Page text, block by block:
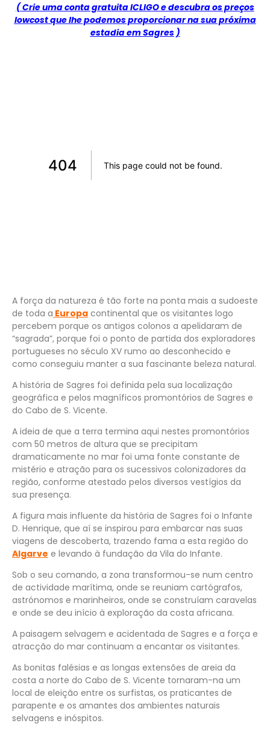
( Crie uma conta gratuita ICLIGO e descubra os preços
lowcost que lhe podemos proporcionar na sua próxima
estadia em Sagres )
A força da natureza é tão forte na ponta mais a sudoeste
de toda a Europa continental que os visitantes logo
percebem porque os antigos colonos a apelidaram de
“sagrada”, porque foi o ponto de partida dos exploradores
portugueses no século XV rumo ao desconhecido e
como conseguiu manter a sua fascinante beleza natural.
A história de Sagres foi definida pela sua localização
geográfica e pelos magníficos promontórios de Sagres e
do Cabo de S. Vicente.
A ideia de que a terra termina aqui nestes promontórios
com 50 metros de altura que se precipitam
dramaticamente no mar foi uma fonte constante de
mistério e atração para os sucessivos colonizadores da
região, conforme atestado pelos diversos vestígios da
sua presença.
A figura mais influente da história de Sagres foi o Infante
D. Henrique, que aí se inspirou para embarcar nas suas
viagens de descoberta, trazendo fama a esta região do
Algarve e levando à fundação da Vila do Infante.
Sob o seu comando, a zona transformou-se num centro
de actividade marítima, onde se reuniam cartógrafos,
astrónomos e marinheiros, onde se construíam caravelas
e onde se deu início à exploração da costa africana.
A paisagem selvagem e acidentada de Sagres e a força e
atracção do mar continuam a encantar os visitantes.
As bonitas falésias e as longas extensões de areia da
costa a norte do Cabo de S. Vicente tornaram-na um
local de eleição entre os surfistas, os praticantes de
parapente e os amantes dos ambientes naturais
selvagens e inóspitos.